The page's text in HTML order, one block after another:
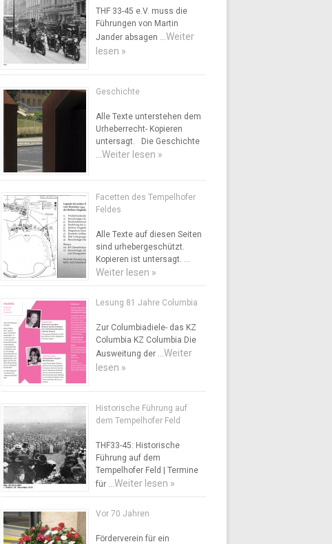
THF 33-45 e.V. muss die
Führungen von Martin
Jander absagen … Weiter
lesen »
Geschichte
Alle Texte unterstehen dem
Urheberrecht- Kopieren
untersagt. Die Geschichte
Weiter lesen »
Facetten des Tempelhofer
Feldes
Alle Texte auf diesen Seiten
sind urhebergeschützt.
Kopieren ist untersagt. …
Weiter lesen »
Lesung 81 Jahre Columbia
Zur Columbiadiele- das KZ
Columbia KZ Columbia Die
Ausweitung der … Weiter
lesen »
Historische Führung auf
dem Tempelhofer Feld
THF33-45: Historische
Führung auf dem
Tempelhofer Feld | Termine
für … Weiter lesen »
Vor 70 Jahren
Förderverein für ein